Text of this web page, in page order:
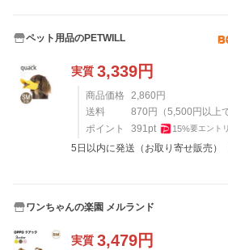
ペット用品のPETWILL
実質 3,339円
商品価格 2,860 円
送料
870 円 （5,500 円以上
ポイント
391pt 15%要エント
5日以内に発送（お取り寄せ販売）
ワンちゃんの楽園 メルランド
実質 3,479円